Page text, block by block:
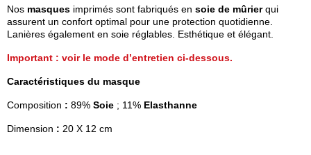
Nos masques imprimés sont fabriqués en soie de mûrierqui
assurent un confort optimal pour une protection quotidienne.
Lanières également en soie réglables. Esthétique et élégant.
Important : voir le mode d’entretien ci-dessous.
Caractéristiques du masque
Composition : 89% Soie ; 11% Elasthanne
Dimension : 20 X 12 cm